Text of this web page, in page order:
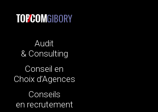
GIBORY
Audit
& Consulting
Conseil en
Choix d’Agences
Conseils
en recrutement